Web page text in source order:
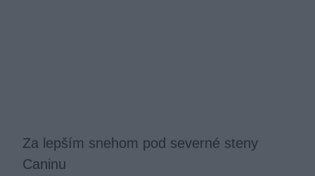
Za lepším snehom pod severné steny
Caninu